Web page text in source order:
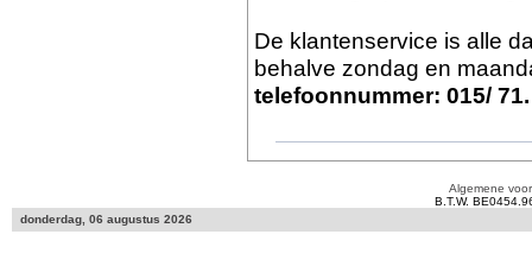
De klantenservice is alle
behalve zondag en
telefoonnummer: 015/
Algemene
B.T.W.
donderdag, 06 augustus 2026